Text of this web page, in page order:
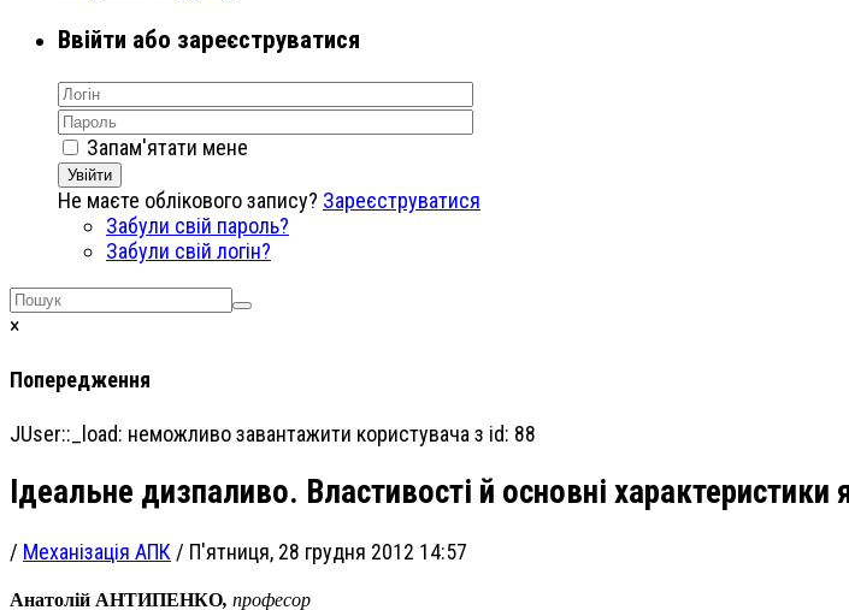
Ввійти або зареєструватися
Запам'ятати мене
Увійти
Не маєте облікового запису? Зареєструватися
Забули свій пароль?
Забули свій логін?
×
Попередження
JUser::_load: неможливо завантажити користувача з id: 88
Ідеальне дизпаливо. Властивості й основні
/ Механізація АПК / П'ятниця, 28 грудня 2012 14:57
Анатолій АНТИПЕНКО, професор